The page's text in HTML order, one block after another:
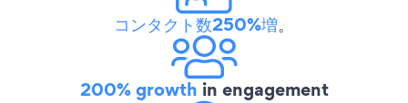
コンタクト数250%増。
200% growth in engagement